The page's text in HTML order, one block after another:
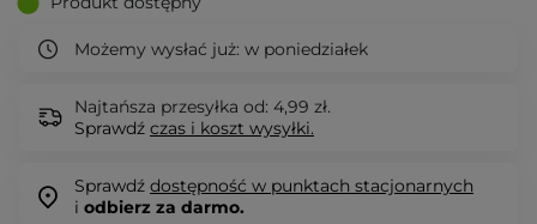
Możemy wysłać już: w poniedziałek
Najtańsza przesyłka od: 4,99 zł.
Sprawdź czas i koszt wysyłki.
Sprawdź dostępność w punktach stacjonarnych
i odbierz za darmo.